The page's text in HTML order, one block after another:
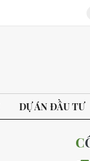
DỰ ÁN ĐẦU TƯ